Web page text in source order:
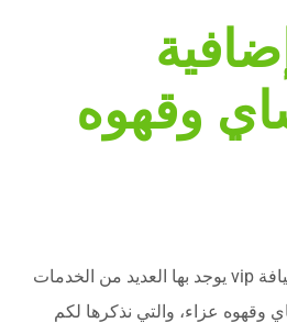
وقهوه
كما أن شركة النوبي للضيافة vip يوجد بها العديد من الخدمات
وقهوه عزاء، والتي نذكرها لكم